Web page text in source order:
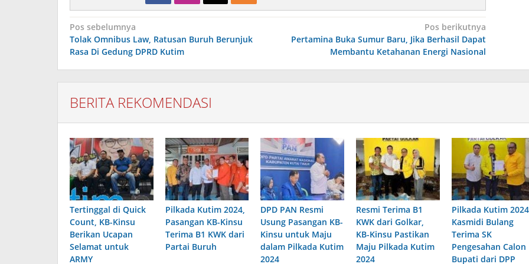
Navigasi
pos
Pos sebelumnya
Tolak Omnibus Law, Ratusan Buruh Berunjuk
Rasa Di Gedung DPRD Kutim
Pos berikutnya
Pertamina Buka Sumur Baru, Jika Berhasil Dapat
Membantu Ketahanan Energi Nasional
BERITA REKOMENDASI
Tertinggal di Quick
Count, KB-Kinsu
Berikan Ucapan
Selamat untuk
ARMY
Pilkada Kutim 2024,
Pasangan KB-Kinsu
Terima B1 KWK dari
Partai Buruh
DPD PAN Resmi
Usung Pasangan KB-
Kinsu untuk Maju
dalam Pilkada Kutim
2024
Resmi Terima B1
KWK dari Golkar,
KB-Kinsu Pastikan
Maju Pilkada Kutim
2024
Pilkada Kutim
Kasmidi Bulang
Terima SK
Pengesahan Calon
Bupati dari DPP